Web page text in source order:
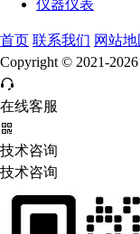
仪器仪表
首页 联系我们 网站地
Copyright © 2021-
在线客服
技术咨询
技术咨询